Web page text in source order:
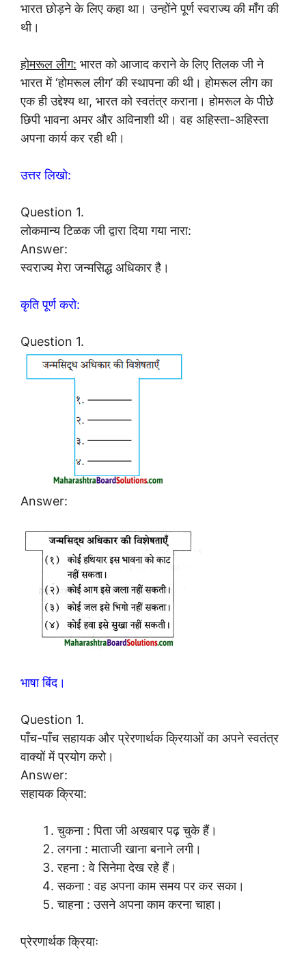
भारत छोड़ने के लिए कहा था। उन्होंने पूर्ण स्वराज्य की माँग की
थी।
होमरूल लीग: भारत को आजाद कराने के लिए तिलक जी ने
भारत में ‘होमरूल लीग’ की स्थापना की थी। होमरूल लीग का
एक ही उद्देश्य था, भारत को स्वतंत्र कराना। होमरूल के पीछे
छिपी भावना अमर और अविनाशी थी। वह अहिस्ता-अहिस्ता
अपना कार्य कर रही थी।
उत्तर लिखो:
Question 1.
लोकमान्य टिळक जी द्वारा दिया गया नारा:
Answer:
स्वराज्य मेरा जन्मसिद्ध अधिकार है।
कृति पूर्ण करो:
Question 1.
Answer:
भाषा बिंद।
Question 1.
पाँच-पाँच सहायक और प्रेरणार्थक क्रियाओं का अपने स्वतंत्र
वाक्यों में प्रयोग करो।
Answer:
सहायक क्रिया:
चुकना : पिता जी अखबार पढ़ चुके हैं।
लगना : माताजी खाना बनाने लगी।
रहना : वे सिनेमा देख रहे हैं।
सकना : वह अपना काम समय पर कर सका।
चाहना : उसने अपना काम करना चाहा।
प्रेरणार्थक क्रियाः